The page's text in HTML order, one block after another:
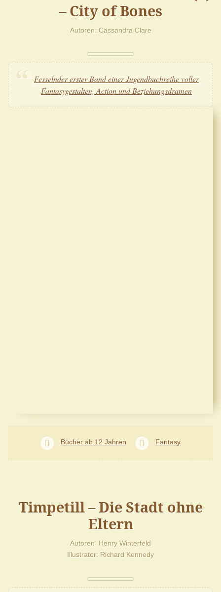
– City of Bones
Autoren Cassandra Clare
Fesselnder erster Band einer Jugendbuchreihe voller
Fantasygestalten, Action und Beziehungsdramen
Bücher ab 12 Jahren Fantasy
Timpetill – Die Stadt ohne
Eltern
Autoren Henry Winterfeld
Illustrator Richard Kennedy